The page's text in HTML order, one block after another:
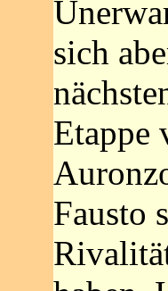
sich
Etappe
Fausto